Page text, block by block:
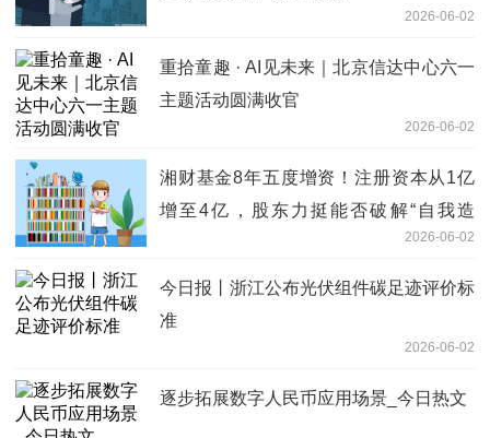
2026-06-02
重拾童趣 · AI见未来｜北京信达中心六一
主题活动圆满收官
2026-06-02
湘财基金8年五度增资！注册资本从1亿
增至4亿，股东力挺能否破解“自我造
2026-06-02
今日报丨浙江公布光伏组件碳足迹评价标
准
2026-06-02
逐步拓展数字人民币应用场景_今日热文